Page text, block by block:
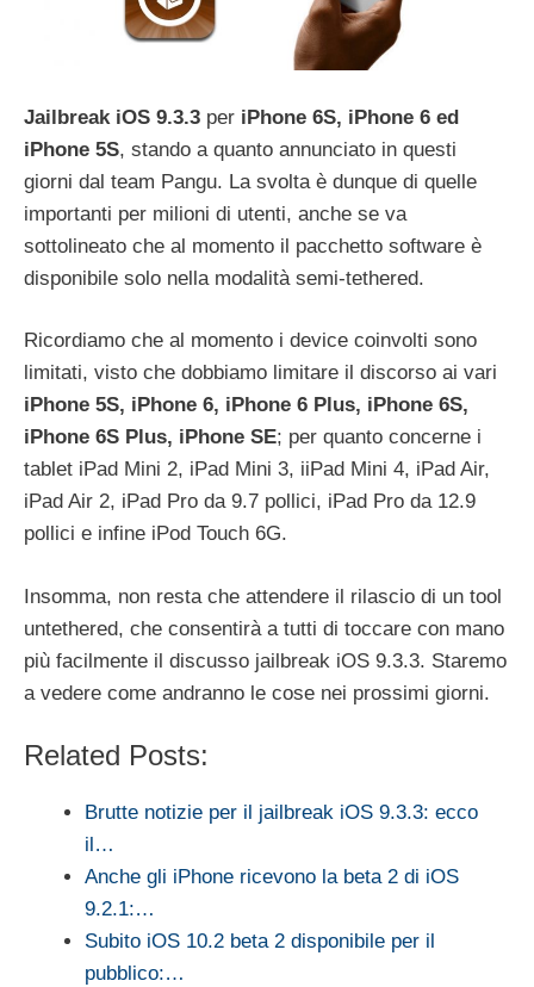
Jailbreak iOS 9.3.3 per iPhone 6S, iPhone 6 ed
iPhone 5S, stando a quanto annunciato in questi
giorni dal team Pangu. La svolta è dunque di quelle
importanti per milioni di utenti, anche se va
sottolineato che al momento il pacchetto software è
disponibile solo nella modalità semi-tethered.
Ricordiamo che al momento i device coinvolti sono
limitati, visto che dobbiamo limitare il discorso ai vari
iPhone 5S, iPhone 6, iPhone 6 Plus, iPhone 6S,
iPhone 6S Plus, iPhone SE; per quanto concerne i
tablet iPad Mini 2, iPad Mini 3, iiPad Mini 4, iPad Air,
iPad Air 2, iPad Pro da 9.7 pollici, iPad Pro da 12.9
pollici e infine iPod Touch 6G.
Insomma, non resta che attendere il rilascio di un tool
untethered, che consentirà a tutti di toccare con mano
più facilmente il discusso jailbreak iOS 9.3.3. Staremo
a vedere come andranno le cose nei prossimi giorni.
Related Posts:
Brutte notizie per il jailbreak iOS 9.3.3: ecco
il…
Anche gli iPhone ricevono la beta 2 di iOS
9.2.1:…
Subito iOS 10.2 beta 2 disponibile per il
pubblico:…